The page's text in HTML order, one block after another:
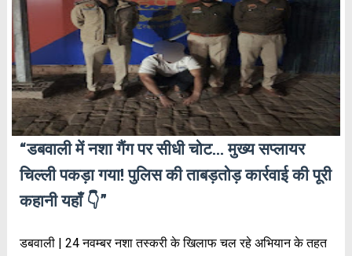
“डबवाली में नशा गैंग पर सीधी चोट… मुख्य सप्लायर
चिल्ली पकड़ा गया! पुलिस की ताबड़तोड़ कार्रवाई की पूरी
कहानी यहाँ 👇”
डबवाली | 24 नवम्बर नशा तस्करी के खिलाफ चल रहे अभियान के तहत